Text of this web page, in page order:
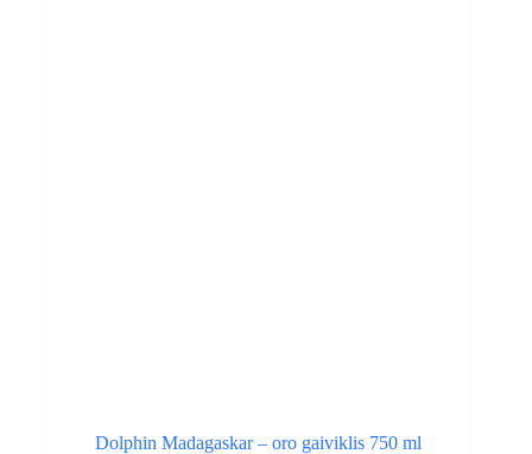
Dolphin Madagaskar – oro gaiviklis 750 ml